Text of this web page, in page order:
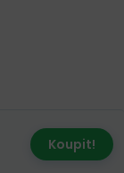
Koupit!